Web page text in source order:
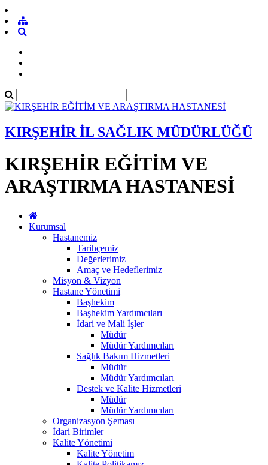
KIRŞEHİR İL SAĞLIK MÜDÜRLÜĞÜ
KIRŞEHİR EĞİTİM VE
ARAŞTIRMA HASTANESİ
Kurumsal
Hastanemiz
Tarihçemiz
Değerlerimiz
Amaç ve Hedeflerimiz
Misyon & Vizyon
Hastane Yönetimi
Başhekim
Başhekim Yardımcıları
İdari ve Mali İşler
Müdür
Müdür Yardımcıları
Sağlık Bakım Hizmetleri
Müdür
Müdür Yardımcıları
Destek ve Kalite Hizmetleri
Müdür
Müdür Yardımcıları
Organizasyon Şeması
İdari Birimler
Kalite Yönetimi
Kalite Yönetim